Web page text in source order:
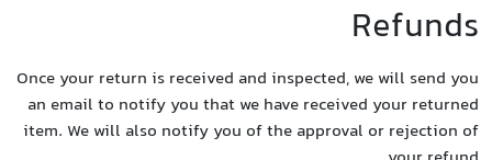
Once
an
item.